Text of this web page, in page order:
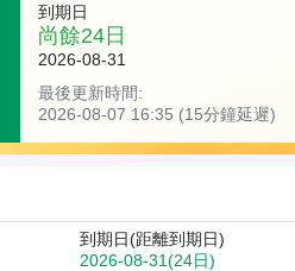
到期日
尚餘24日
2026-08-31
最後更新時間:
2026-08-07 16:35 (15分鐘延遲)
到期日(距離到期日)
2026-08-31(24日)